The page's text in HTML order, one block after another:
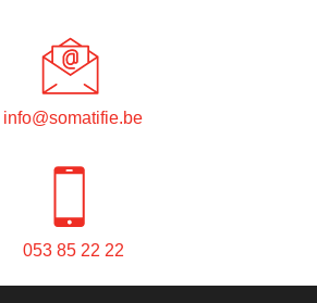
info@somatifie.be
053 85 22 22